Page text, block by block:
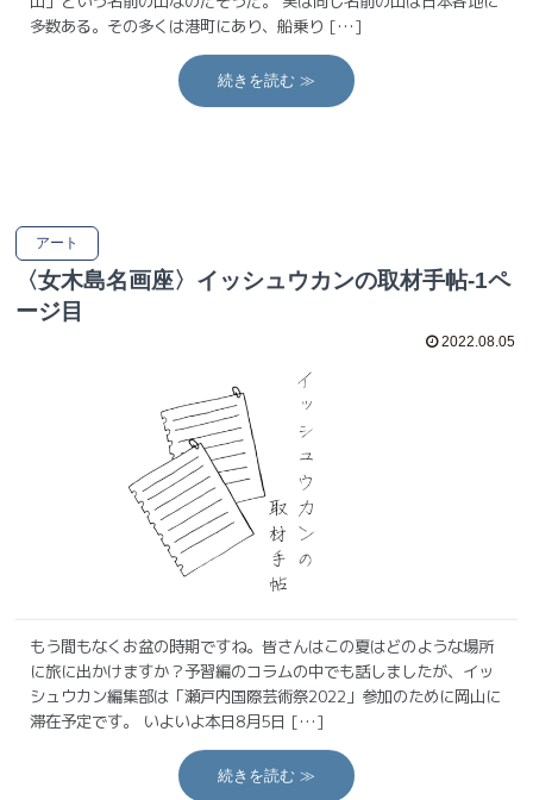
多数ある。その多くは港町にあり、船乗り […]
続きを読む ≫
アート
〈女木島名画座〉イッシュウカンの取材手帖-1ペ
ージ目
2022.08.05
もう間もなくお盆の時期ですね。皆さんはこの夏はどのような場所
に旅に出かけますか？予習編のコラムの中でも話しましたが、イッ
シュウカン編集部は「瀬戸内国際芸術祭2022」参加のために岡山に
滞在予定です。 いよいよ本日8月5日 […]
続きを読む ≫